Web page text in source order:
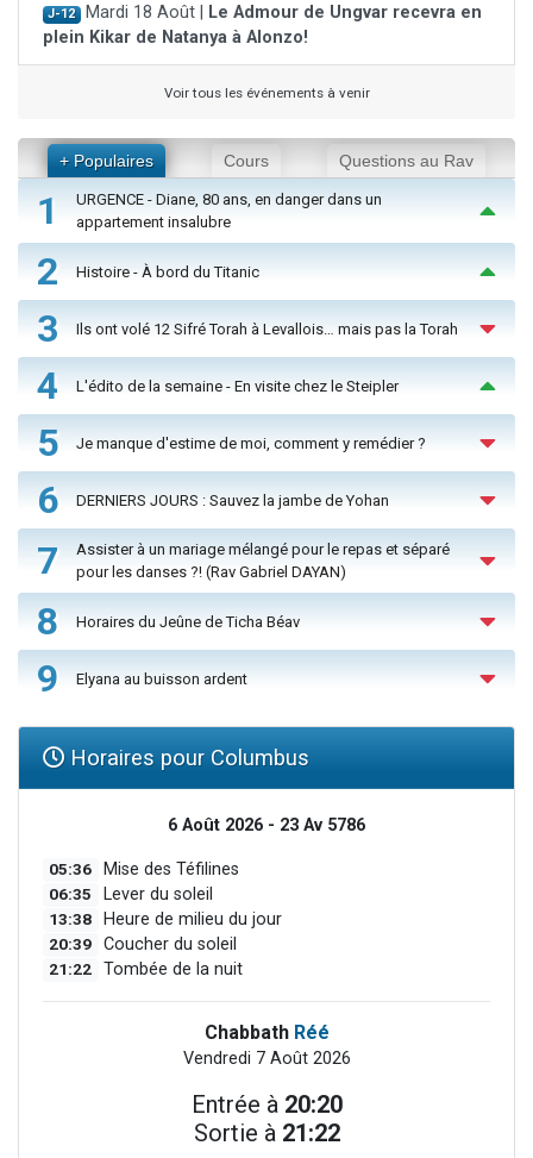
J-12 Mardi 18 Août |
Le Admour de Ungvar recevra en
plein Kikar de Natanya à Alonzo!
Voir tous les événements à venir
+ Populaires Cours Questions au Rav
1
URGENCE - Diane, 80 ans, en danger dans un
appartement insalubre
2 Histoire - À bord du Titanic
3 Ils ont volé 12 Sifré Torah à Levallois… mais pas la Torah
4 L'édito de la semaine - En visite chez le Steipler
5 Je manque d'estime de moi, comment y remédier ?
6 DERNIERS JOURS : Sauvez la jambe de Yohan
7
Assister à un mariage mélangé pour le repas et séparé
pour les danses ?! (Rav Gabriel DAYAN)
8 Horaires du Jeûne de Ticha Béav
9 Elyana au buisson ardent
Horaires pour Columbus
6 Août 2026 - 23 Av 5786
05:36 Mise des Téfilines
06:35 Lever du soleil
13:38 Heure de milieu du jour
20:39 Coucher du soleil
21:22 Tombée de la nuit
Chabbath Réé
Vendredi 7 Août 2026
Entrée à 20:20
Sortie à 21:22